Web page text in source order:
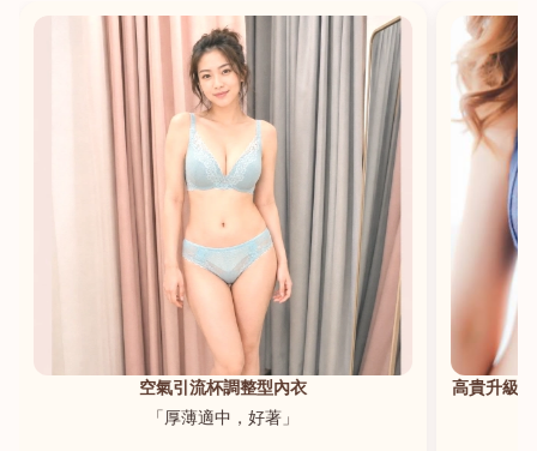
空氣引流杯調整型內衣
「厚薄適中，好著」
高貴升級
港澳中文
English